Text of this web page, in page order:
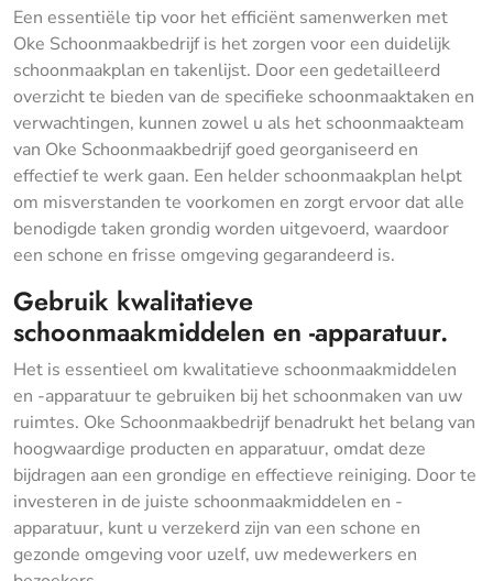
Een essentiële tip voor het efficiënt samenwerken met
Oke Schoonmaakbedrijf is het zorgen voor een duidelijk
schoonmaakplan en takenlijst. Door een gedetailleerd
overzicht te bieden van de specifieke schoonmaaktaken en
verwachtingen, kunnen zowel u als het schoonmaakteam
van Oke Schoonmaakbedrijf goed georganiseerd en
effectief te werk gaan. Een helder schoonmaakplan helpt
om misverstanden te voorkomen en zorgt ervoor dat alle
benodigde taken grondig worden uitgevoerd, waardoor
een schone en frisse omgeving gegarandeerd is.
Gebruik kwalitatieve
schoonmaakmiddelen en -apparatuur.
Het is essentieel om kwalitatieve schoonmaakmiddelen
en -apparatuur te gebruiken bij het schoonmaken van uw
ruimtes. Oke Schoonmaakbedrijf benadrukt het belang van
hoogwaardige producten en apparatuur, omdat deze
bijdragen aan een grondige en effectieve reiniging. Door te
investeren in de juiste schoonmaakmiddelen en -
apparatuur, kunt u verzekerd zijn van een schone en
gezonde omgeving voor uzelf, uw medewerkers en